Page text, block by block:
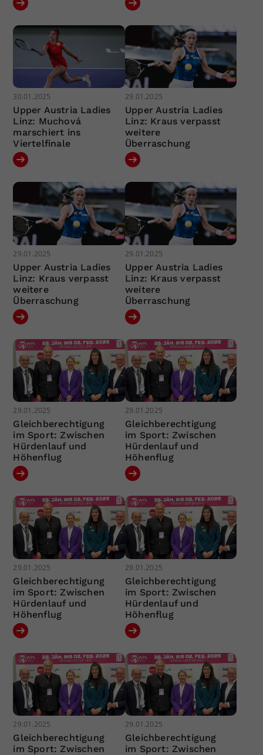
30.01.2025
Upper Austria Ladies
Linz: Muchová
marschiert ins
Viertelfinale
29.01.2025
Upper Austria Ladies
Linz: Kraus verpasst
weitere
Überraschung
29.01.2025
Upper Austria Ladies
Linz: Kraus verpasst
weitere
Überraschung
29.01.2025
Upper Austria Ladies
Linz: Kraus verpasst
weitere
Überraschung
29.01.2025
Gleichberechtigung
im Sport: Zwischen
Hürdenlauf und
Höhenflug
29.01.2025
Gleichberechtigung
im Sport: Zwischen
Hürdenlauf und
Höhenflug
29.01.2025
Gleichberechtigung
im Sport: Zwischen
Hürdenlauf und
Höhenflug
29.01.2025
Gleichberechtigung
im Sport: Zwischen
Hürdenlauf und
Höhenflug
29.01.2025
Gleichberechtigung
im Sport: Zwischen
29.01.2025
Gleichberechtigung
im Sport: Zwischen